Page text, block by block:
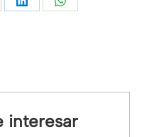
CompartirCompartir
interesar